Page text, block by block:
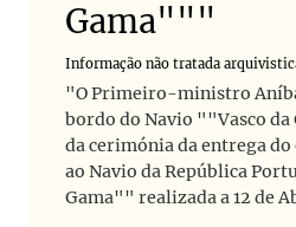
Gama"""
Informação não tratada
"O Primeiro-ministro
bordo do Navio ""Vasco da
da cerimónia da entrega
ao Navio da República
Gama"" realizada a 12 de